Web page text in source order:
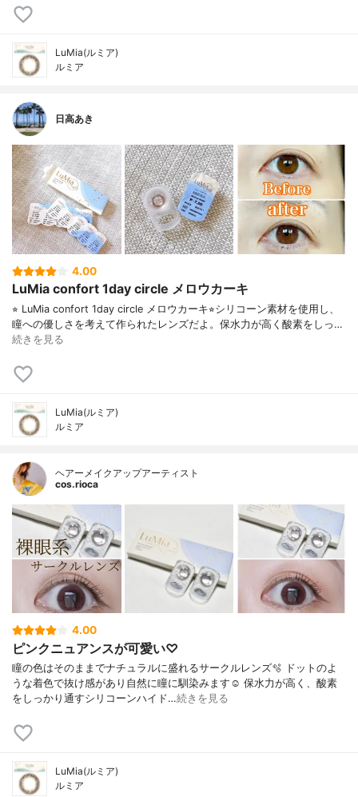
LuMia(ルミア)
ルミア
日高あき
4.00
LuMia confort 1day circle メロウカーキ
⭐︎ LuMia confort 1day circle メロウカーキ⭐︎シリコーン素材を使用し、
瞳への優しさを考えて作られたレンズだよ。保水力が高く酸素をしっ…
続きを見る
LuMia(ルミア)
ルミア
ヘアーメイクアップアーティスト
cos.rioca
4.00
ピンクニュアンスが可愛い♡
瞳の色はそのままでナチュラルに盛れるサークルレンズ🫧 ドットのよ
うな着色で抜け感があり自然に瞳に馴染みます☺️ 保水力が高く、酸素
をしっかり通すシリコーンハイド…続きを見る
LuMia(ルミア)
ルミア